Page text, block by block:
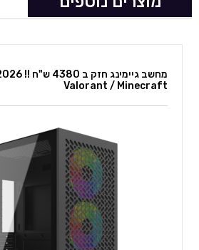
Valorant / Minecraft